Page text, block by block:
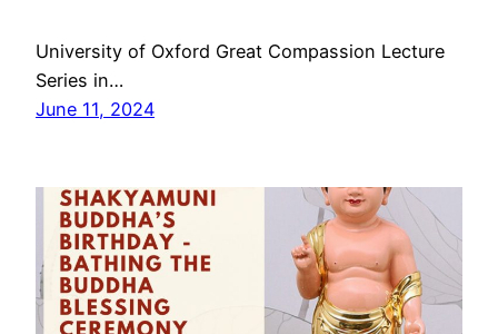
University of Oxford Great Compassion Lecture
Series in…
June 11, 2024